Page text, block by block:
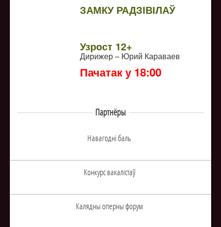
ЗАМКУ РАДЗІВІЛАЎ
Узрoст 12+
Дирижер – Юрий Караваев
Пачатак у 18:00
Партнёры
Навагоднi баль
Конкурс вакалiстаў
Калядны оперны форум